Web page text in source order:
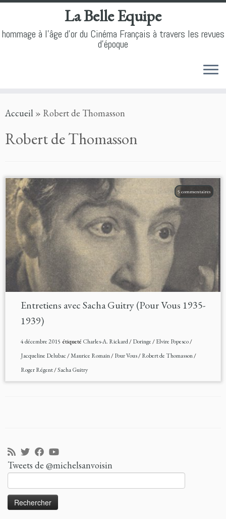
to
La Belle Equipe
hommage à l'âge d'or du Cinéma Français à travers les revues
d'époque
Accueil » Robert de Thomasson
Robert de Thomasson
5 commentaires
Entretiens avec Sacha Guitry (Pour Vous 1935-
1939)
4 décembre 2015 étiqueté Charles-A. Rickard/Doringe/Elvire Popesco/
Jacqueline Delubac/Maurice Romain/Pour Vous/Robert de Thomasson/
Roger Régent/Sacha Guitry
Tweets de @michelsanvoisin